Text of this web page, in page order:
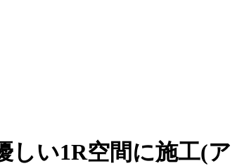
しい1R空間に施工(ア